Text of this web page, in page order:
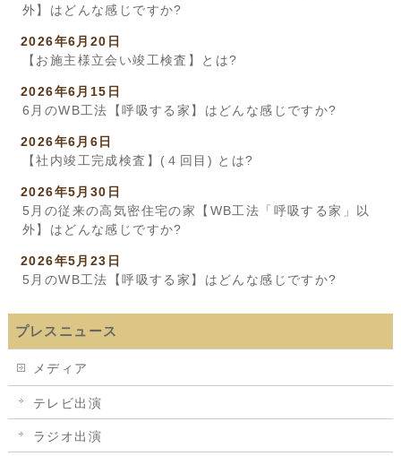
外】はどんな感じですか?
2026年6月20日
【お施主様立会い竣工検査】とは?
2026年6月15日
6月のWB工法【呼吸する家】はどんな感じですか?
2026年6月6日
【社内竣工完成検査】(４回目) とは?
2026年5月30日
5月の従来の高気密住宅の家【WB工法「呼吸する家」以
外】はどんな感じですか?
2026年5月23日
5月のWB工法【呼吸する家】はどんな感じですか?
プレスニュース
メディア
テレビ出演
ラジオ出演